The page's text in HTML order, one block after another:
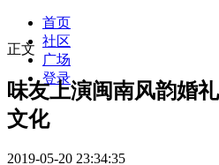
首页
社区
广场
登录
正文
味友上演闽南风韵婚
文化
2019-05-20 23:34:35